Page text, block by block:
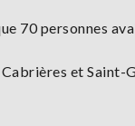
70 personnes
Cabrières et